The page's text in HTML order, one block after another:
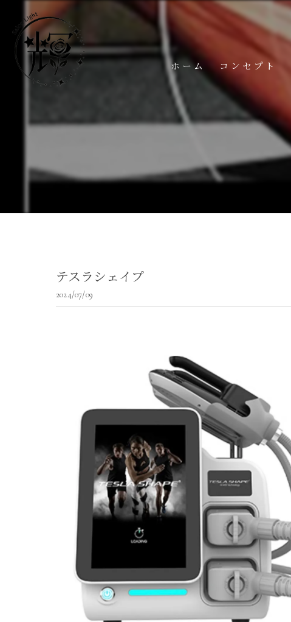
ホーム コンセプト
テスラシェイプ
2024/07/09